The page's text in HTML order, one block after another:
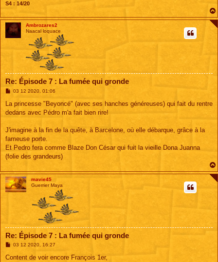
S4 : 14/20
Ambrozares2
Naacal loquace
Re: Épisode 7 : La fumée qui gronde
M
s
a
03 12 2020, 01:06
La princesse "Beyoncé" (avec ses hanches généreuses) qui fait du rentre
dedans avec Pédro m'a fait bien rire!
J'imagine à la fin de la quête, à Barcelone, où elle débarque, grâce à la
fameuse porte.
Et Pedro fera comme Blaze Don César qui fuit la vieille Dona Juanna
(folie des grandeurs)
mavie45
Guerrier Maya
Re: Épisode 7 : La fumée qui gronde
M
s
03 12 2020, 16:27
Content de voir encore François 1er,